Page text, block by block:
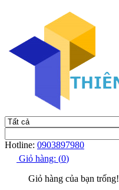
Hotline: 0903897980
Giỏ hàng: (0)
Giỏ hàng của bạn trống!